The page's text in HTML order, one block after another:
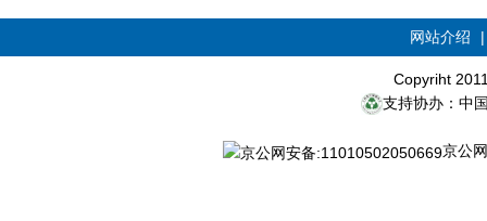
网站介绍
Copyriht
支持协办：中
京公